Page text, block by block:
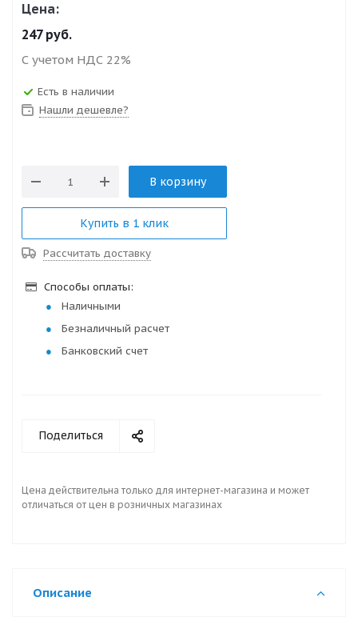
Цена:
247руб.
С учетом НДС 22%
Есть в наличии
Нашли дешевле?
В корзину
Купить в 1 клик
Рассчитать доставку
Способы оплаты:
Наличными
Безналичный расчет
Банковский счет
Поделиться
Цена действительна только для интернет-магазина и может
отличаться от цен в розничных магазинах
Описание